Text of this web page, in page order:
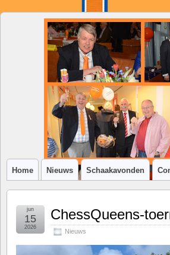
SSV
Klim-
Home Nieuws Schaakavonden
ChessQueens-
Nieuws
jun
15
2026